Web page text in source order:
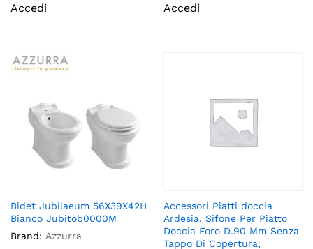
Accedi Accedi
Bidet Jubilaeum 56X39X42H
Bianco Jubitob0000M
Brand: Azzurra
Accessori Piatti doccia
Ardesia. Sifone Per Piatto
Doccia Foro D.90 Mm Senza
Tappo Di Copertura;